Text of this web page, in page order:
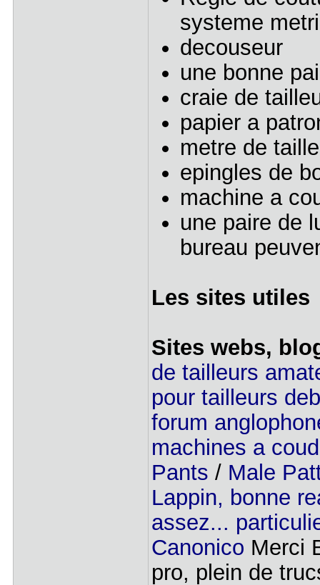
systeme
decouseur
une bonne
craie de
papier a
metre de
epingles de
machine a
une paire de
bureau
Les sites utiles
Sites webs,
de tailleurs
pour tailleurs
forum
machines a
Pants / Male
Lappin, bonne
assez...
Canonico Merci
pro, plein de